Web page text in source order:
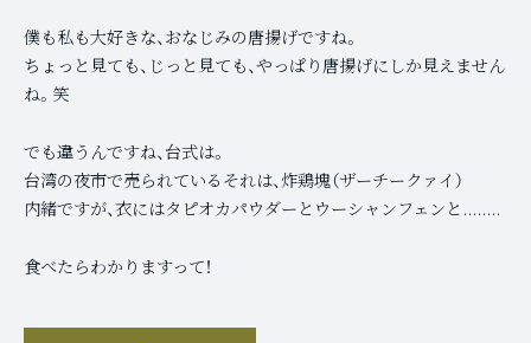
僕も私も大好きな、おなじみの唐揚げですね。
ちょっと見ても、じっと見ても、やっぱり唐揚げにしか見えません
ね。笑
でも違うんですね、台式は。
台湾の夜市で売られているそれは、炸鶏塊（ザーチークァイ）
内緒ですが、衣にはタピオカパウダーとウーシャンフェンと........
食べたらわかりますって！